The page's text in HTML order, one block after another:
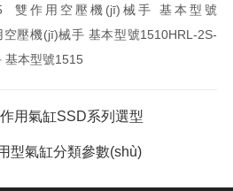
雙作用空壓機(jī)械手 基本型號
壓機(jī)械手 基本型號1510HRL-2S-
本型號1515
用氣缸SSD系列選型
型氣缸分類參數(shù)